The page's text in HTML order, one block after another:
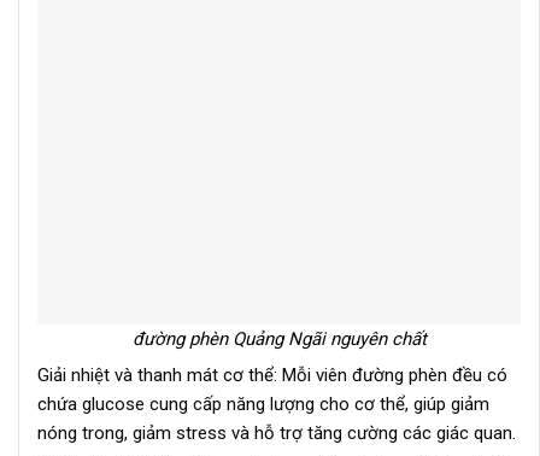
đường phèn Quảng Ngãi nguyên chất
Giải nhiệt và thanh mát cơ thể: Mỗi viên đường phèn đều có
chứa glucose cung cấp năng lượng cho cơ thể, giúp giảm
nóng trong, giảm stress và hỗ trợ tăng cường các giác quan.